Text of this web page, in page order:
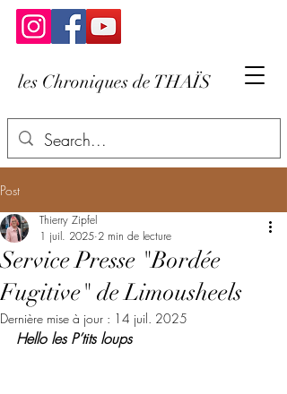
les Chroniques de THAÏS
Post
Service Presse "Bordée
Fugitive" de Limousheels
Thierry Zipfel
1 juil. 2025 2 min de lecture
Dernière mise à jour : 14 juil. 2025
Hello les P’tits loups